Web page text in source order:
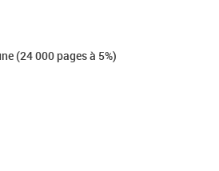
(24 000 pages à 5%)